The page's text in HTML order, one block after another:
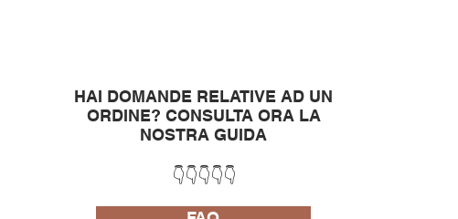
HAI DOMANDE RELATIVE AD UN
ORDINE? CONSULTA ORA LA
NOSTRA GUIDA
👇👇👇👇👇